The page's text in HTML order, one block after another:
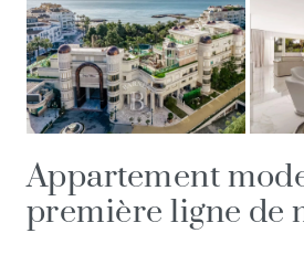
Appartement
première ligne de